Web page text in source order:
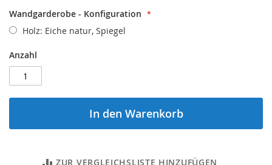
Wandgarderobe - Konfiguration
Holz: Eiche natur, Spiegel
Anzahl
In den Warenkorb
ZUR VERGLEICHSLISTE HINZUFÜGEN